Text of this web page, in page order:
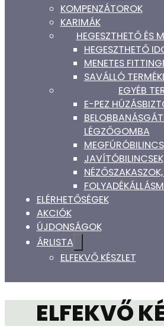
KOMPENZÁTOROK
KARIMÁK
HEGESZTHETŐ ÉS
HEGESZTHETŐ
MENETES
SAVÁLLÓ
EGYÉB
E-PEZ
LÉGZŐGOMBA
MEGFÚRÓBILINCS
JAVÍTÓBILINCSEK
ELÉRHETŐSÉGEK
AKCIÓK
ÚJDONSÁGOK
ÁRLISTA
ELFEKVŐ KÉSZLET
ELFEKVŐ